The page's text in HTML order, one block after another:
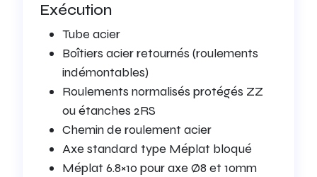
Exécution
Tube acier
Boîtiers acier retournés (roulements
indémontables)
Roulements normalisés protégés ZZ
ou étanches 2RS
Chemin de roulement acier
Axe standard type Méplat bloqué
Méplat 6.8×10 pour axe Ø8 et 10mm